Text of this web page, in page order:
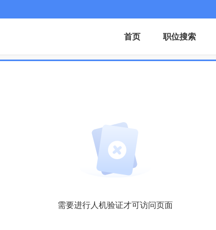
首页 职位搜索
需要进行人机验证才可访问页面